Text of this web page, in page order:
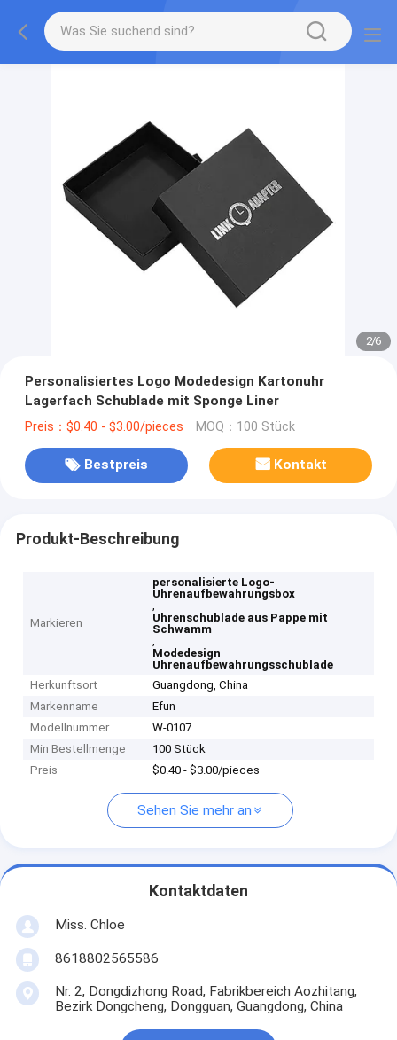
2/6
Personalisiertes Logo Modedesign Kartonuhr
Lagerfach Schublade mit Sponge Liner
Preis：$0.40 - $3.00/pieces MOQ：100 Stück
Bestpreis Kontakt
Produkt-Beschreibung
Markieren
personalisierte Logo-
Uhrenaufbewahrungsbox
,
Uhrenschublade aus Pappe mit
Schwamm
,
Modedesign
Uhrenaufbewahrungsschublade
Herkunftsort
Guangdong, China
Markenname
Efun
Modellnummer
W-0107
Min Bestellmenge
100 Stück
Preis
$0.40 - $3.00/pieces
Sehen Sie mehr an
Kontaktdaten
Miss. Chloe
8618802565586
Nr. 2, Dongdizhong Road, Fabrikbereich Aozhitang,
Bezirk Dongcheng, Dongguan, Guangdong, China